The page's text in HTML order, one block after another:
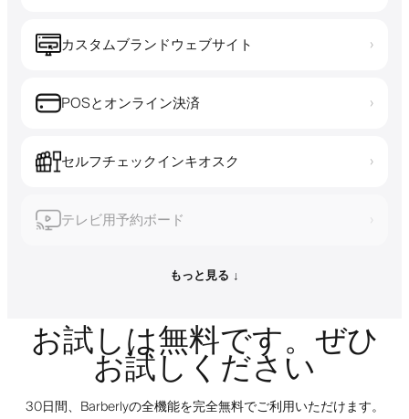
カスタムブランドウェブサイト ›
POSとオンライン決済 ›
セルフチェックインキオスク ›
テレビ用予約ボード ›
もっと見る ↓
お試しは無料です。ぜひ
お試しください
30日間、Barberlyの全機能を完全無料でご利用いただけます。